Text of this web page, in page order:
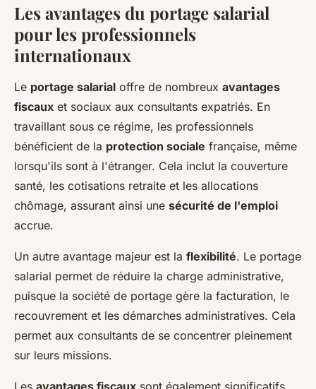
Les avantages du portage salarial
pour les professionnels
internationaux
Le portage salarial offre de nombreux avantages
fiscaux et sociaux aux consultants expatriés. En
travaillant sous ce régime, les professionnels
bénéficient de la protection sociale française, même
lorsqu'ils sont à l'étranger. Cela inclut la couverture
santé, les cotisations retraite et les allocations
chômage, assurant ainsi une sécurité de l'emploi
accrue.
Un autre avantage majeur est la flexibilité. Le portage
salarial permet de réduire la charge administrative,
puisque la société de portage gère la facturation, le
recouvrement et les démarches administratives. Cela
permet aux consultants de se concentrer pleinement
sur leurs missions.
Les avantages fiscaux sont également significatifs.